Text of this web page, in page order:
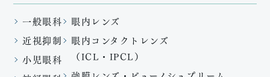
一般眼科
近視抑制
小児眼科
眼内レンズ
眼内コンタクトレンズ
（ICL・IPCL）